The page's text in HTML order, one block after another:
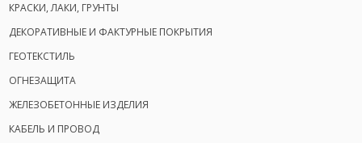
КРАСКИ, ЛАКИ, ГРУНТЫ
ДЕКОРАТИВНЫЕ И ФАКТУРНЫЕ ПОКРЫТИЯ
ГЕОТЕКСТИЛЬ
ОГНЕЗАЩИТА
ЖЕЛЕЗОБЕТОННЫЕ ИЗДЕЛИЯ
КАБЕЛЬ И ПРОВОД